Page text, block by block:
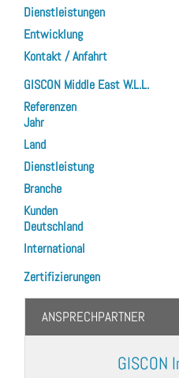
Dienstleistungen
Entwicklung
Kontakt / Anfahrt
GISCON Middle East W.L.L.
Referenzen
Jahr
Land
Dienstleistung
Branche
Kunden
Deutschland
International
Zertifizierungen
ANSPRECHPARTNER
GISCON